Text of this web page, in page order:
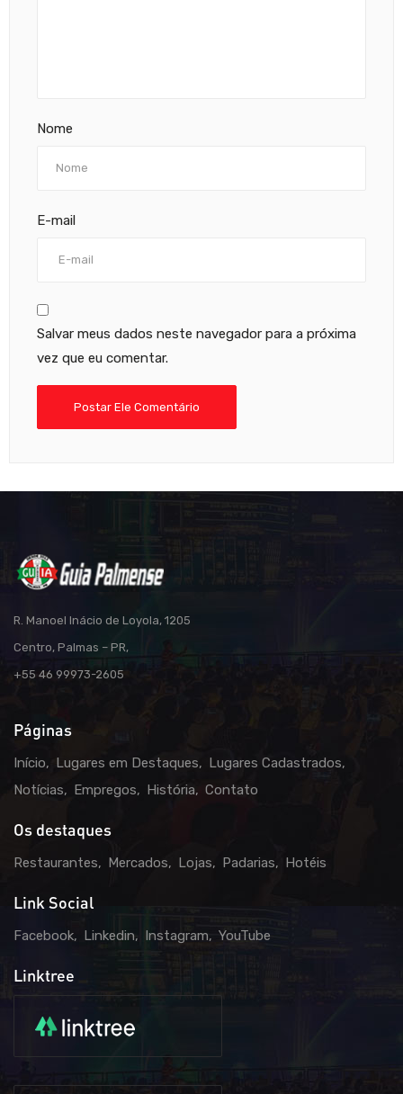
Nome
E-mail
Salvar meus dados neste navegador para a próxima
vez que eu comentar.
R. Manoel Inácio de Loyola, 1205
Centro, Palmas – PR,
+55 46 99973-2605
Páginas
Início Lugares em Destaques
Lugares Cadastrados
Notícias
Empregos História Contato
Os destaques
Restaurantes Mercados Lojas Padarias Hotéis
Link Social
Facebook Linkedin Instagram YouTube
Linktree